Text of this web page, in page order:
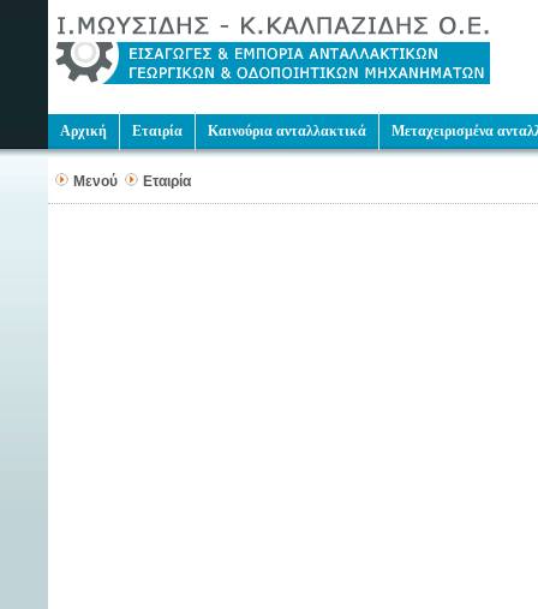
Αρχική Εταιρία Καινούρια ανταλλακτικά Μεταχειρισμένα
Μενού Εταιρία